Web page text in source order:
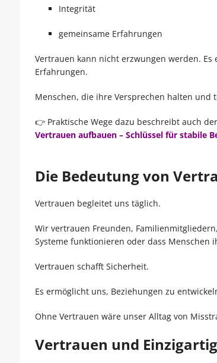
Integrität
gemeinsame Erfahrungen
Vertrauen kann nicht erzwungen werden.
Erfahrungen.
Menschen, die ihre Versprechen halten
👉 Praktische Wege dazu beschreibt auch
Vertrauen aufbauen – Schlüssel für stabile
Die Bedeutung von
Vertrauen begleitet uns täglich.
Wir vertrauen Freunden,
Systeme funktionieren oder dass Menschen
Vertrauen schafft Sicherheit.
Es ermöglicht uns, Beziehungen zu
Ohne Vertrauen wäre unser Alltag von
Vertrauen und